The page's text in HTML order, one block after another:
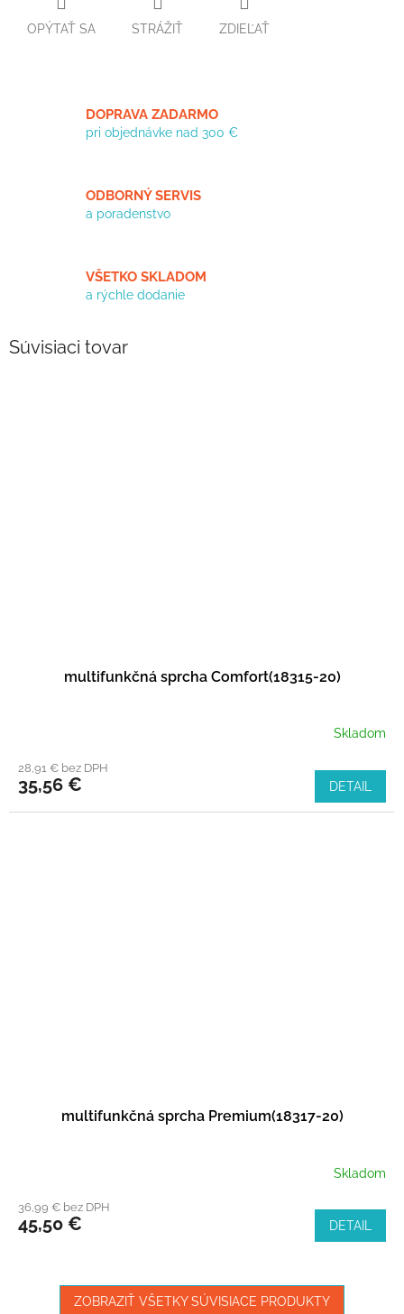
OPÝTAŤ SA STRÁŽIŤ ZDIEĽAŤ
DOPRAVA ZADARMO
pri objednávke nad 300 €
ODBORNÝ SERVIS
a poradenstvo
VŠETKO SKLADOM
a rýchle dodanie
Súvisiaci tovar
multifunkčná sprcha Comfort(18315-20)
Skladom
28,91 € bez DPH
35,56 € DETAIL
multifunkčná sprcha Premium(18317-20)
Skladom
36,99 € bez DPH
45,50 € DETAIL
ZOBRAZIŤ VŠETKY SÚVISIACE PRODUKTY